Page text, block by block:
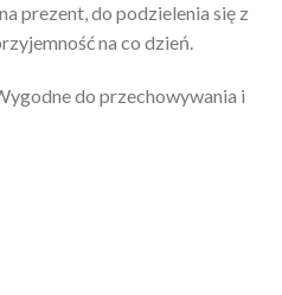
prezent, do podzielenia się z
na co dzień.
do przechowywania i